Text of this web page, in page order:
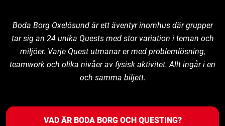
Boda Borg Oxelösund är ett äventyr inomhus där grupper
tar sig an 24 unika Quests med stor variation i teman och
miljöer. Varje Quest utmanar er med problemlösning,
teamwork och olika nivåer av fysisk aktivitet. Allt ingår i en
och samma biljett.
VAD ÄR BODA BORG OCH QUESTING?